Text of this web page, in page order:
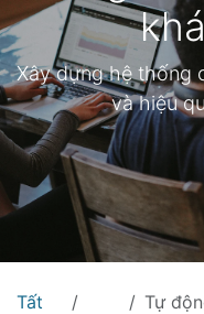
Xây dựng hệ thống
và hiệu
Tất
Tự động hóa